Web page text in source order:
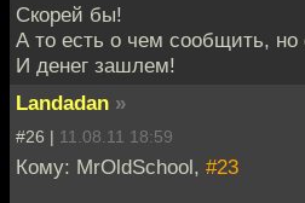
Скорей бы!
А то есть о чем сообщить, но
И денег зашлем!
Landadan »
#26 | 11.08.11 18:59
Кому: MrOldSchool, #23